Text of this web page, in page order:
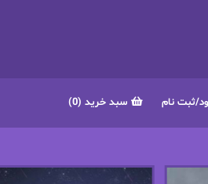
ثبت نام سبد خرید (0)